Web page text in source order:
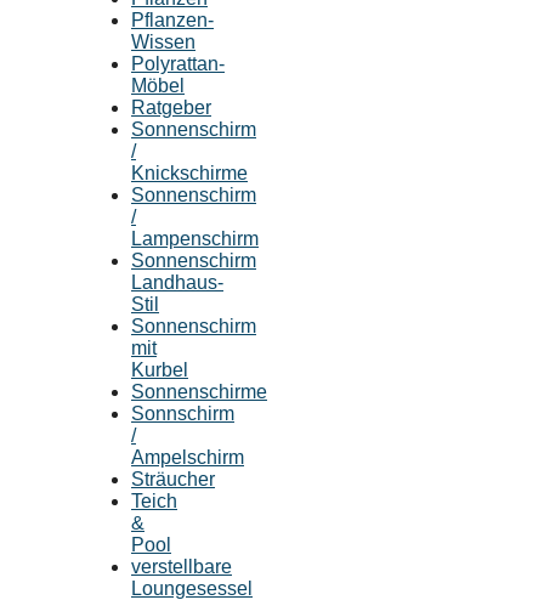
Pflanzen-
Wissen
Polyrattan-
Möbel
Ratgeber
Sonnenschirm
/
Knickschirme
Sonnenschirm
/
Lampenschirm
Sonnenschirm
Landhaus-
Stil
Sonnenschirm
mit
Kurbel
Sonnenschirme
Sonnschirm
/
Ampelschirm
Sträucher
Teich
&
Pool
verstellbare
Loungesessel